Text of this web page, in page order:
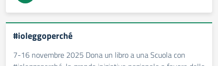
#ioleggoperché
7-16 novembre 2025 Dona un libro a una Scuola con